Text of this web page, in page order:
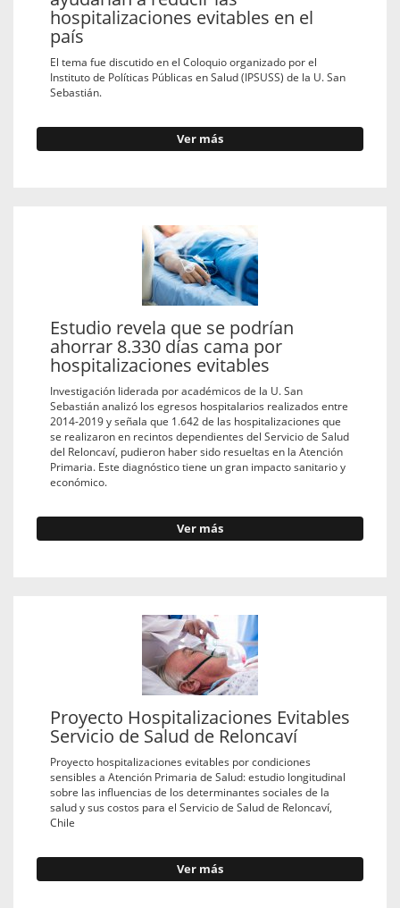
hospitalizaciones evitables en el
país
El tema fue discutido en el Coloquio organizado por el
Instituto de Políticas Públicas en Salud (IPSUSS) de la U. San
Sebastián.
Ver más
Estudio revela que se podrían
ahorrar 8.330 días cama por
hospitalizaciones evitables
Investigación liderada por académicos de la U. San
Sebastián analizó los egresos hospitalarios realizados entre
2014-2019 y señala que 1.642 de las hospitalizaciones que
se realizaron en recintos dependientes del Servicio de Salud
del Reloncaví, pudieron haber sido resueltas en la Atención
Primaria. Este diagnóstico tiene un gran impacto sanitario y
económico.
Ver más
Proyecto Hospitalizaciones Evitables
Servicio de Salud de Reloncaví
Proyecto hospitalizaciones evitables por condiciones
sensibles a Atención Primaria de Salud: estudio longitudinal
sobre las influencias de los determinantes sociales de la
salud y sus costos para el Servicio de Salud de Reloncaví,
Chile
Ver más